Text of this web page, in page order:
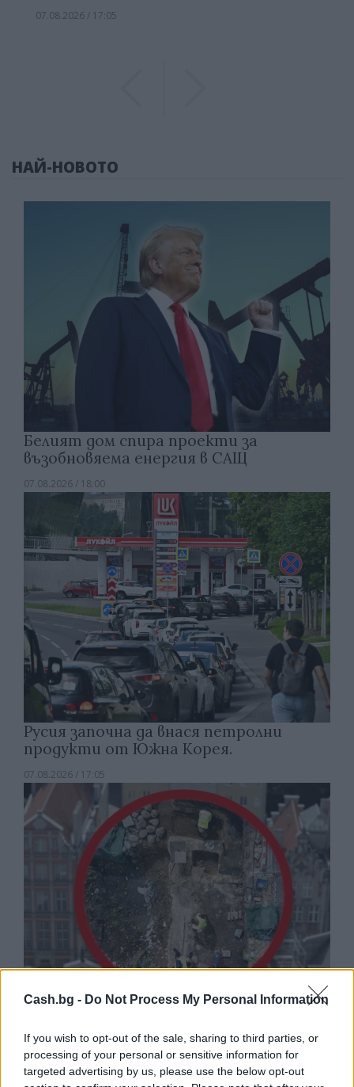
Cash.bg - Do Not Process My Personal Information
If you wish to opt-out of the sale, sharing to third parties, or
processing of your personal or sensitive information for
targeted advertising by us, please use the below opt-out
07.08.2026 / 17:05
НАЙ-НОВОТО
Белият дом спира проекти за
възобновяема енергия в САЩ
07.08.2026 / 18:00
Русия започна да внася петролни
продукти от Южна Корея.
07.08.2026 / 17:05
откриха под кафене за сладолед в
Полша
07.08.2026 / 16:00